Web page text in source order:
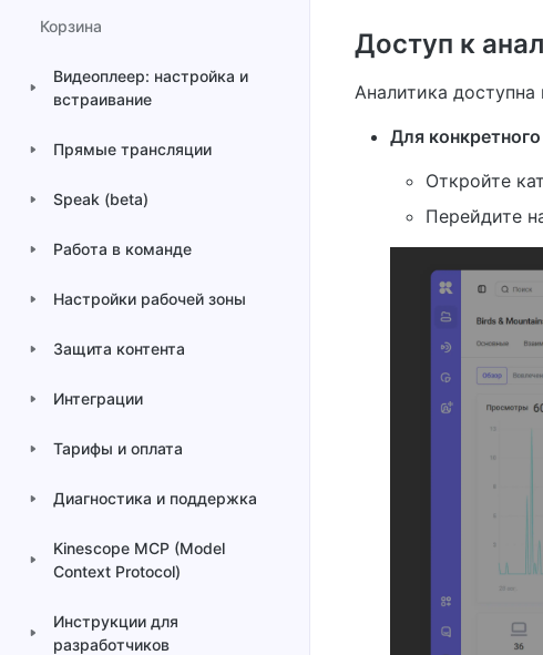
Корзина
Видеоплеер: настройка и
встраивание
Прямые трансляции
Speak (beta)
Работа в команде
Настройки рабочей зоны
Защита контента
Интеграции
Тарифы и оплата
Диагностика и поддержка
Kinescope MCP (Model
Context Protocol)
Инструкции для
разработчиков
Доступ к
Аналитика
Для
Откройте
Перейдите